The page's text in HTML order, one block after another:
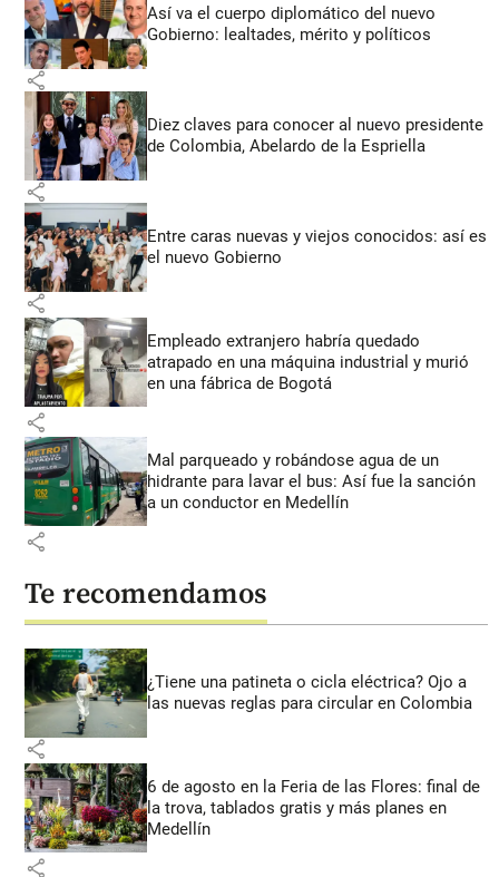
Así va el cuerpo diplomático del nuevo
Gobierno: lealtades, mérito y políticos
share
Diez claves para conocer al nuevo presidente
de Colombia, Abelardo de la Espriella
share
Entre caras nuevas y viejos conocidos: así es
el nuevo Gobierno
share
Empleado extranjero habría quedado
atrapado en una máquina industrial y murió
en una fábrica de Bogotá
share
Mal parqueado y robándose agua de un
hidrante para lavar el bus: Así fue la sanción
a un conductor en Medellín
share
Te recomendamos
¿Tiene una patineta o cicla eléctrica? Ojo a
las nuevas reglas para circular en Colombia
share
6 de agosto en la Feria de las Flores: final de
la trova, tablados gratis y más planes en
Medellín
share